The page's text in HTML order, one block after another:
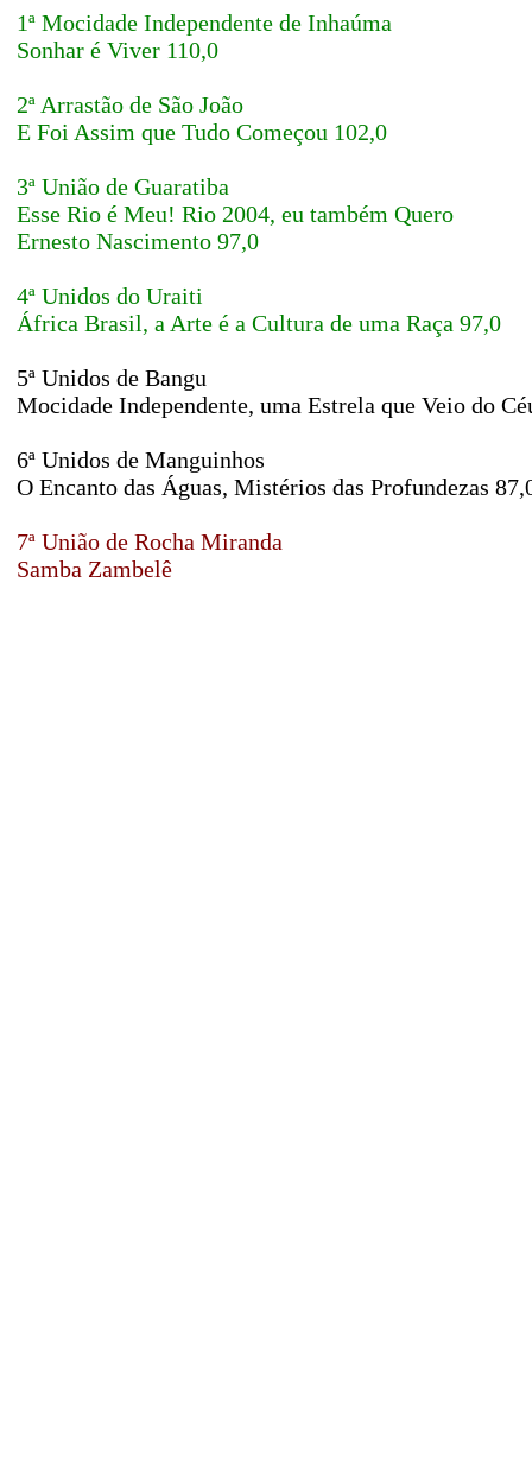
1ª Mocidade Independente de Inhaúma
Sonhar é Viver 110,0
2ª Arrastão de São João
E Foi Assim que Tudo Começou 102,0
3ª União de Guaratiba
Esse Rio é Meu! Rio 2004, eu também Quero
Ernesto Nascimento 97,0
4ª Unidos do Uraiti
África Brasil, a Arte é a Cultura de uma Raça 97,0
5ª Unidos de Bangu
Mocidade Independente, uma Estrela que Veio do
6ª Unidos de Manguinhos
O Encanto das Águas, Mistérios das Profundezas
7ª União de Rocha Miranda
Samba Zambelê